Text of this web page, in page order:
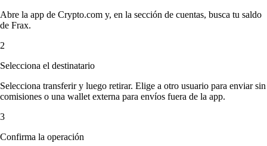
Abre la app de Crypto.com y, en la sección de cuentas, busca tu saldo
de Frax.
2
Selecciona el destinatario
Selecciona transferir y luego retirar. Elige a otro usuario para enviar sin
comisiones o una wallet externa para envíos fuera de la app.
3
Confirma la operación